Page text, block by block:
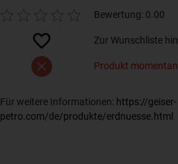
Bewertung: 0.00
Zur Wunschliste
Produkt
Für weitere Informationen: https://geiser-
petro.com/de/produkte/erdnuesse.html